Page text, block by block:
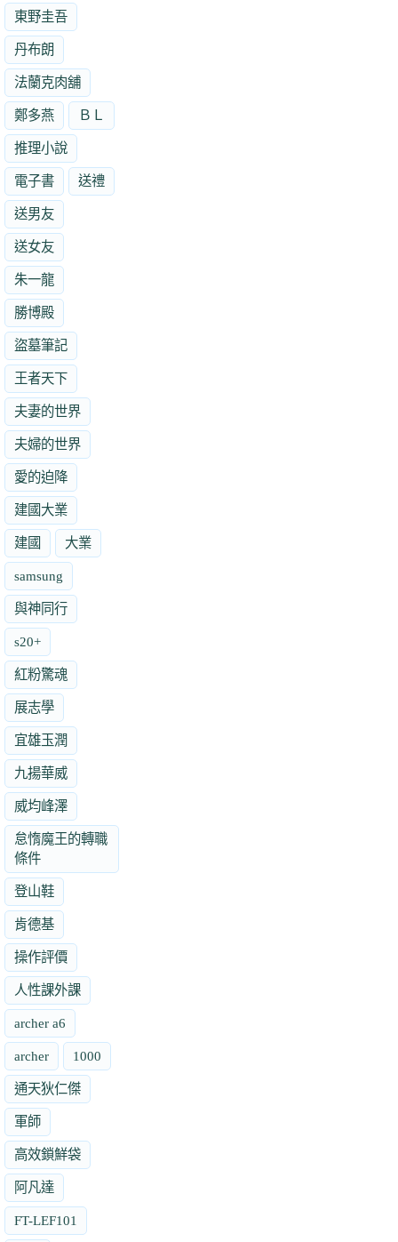
東野圭吾
丹布朗
法蘭克肉舖
鄭多燕 ＢＬ
推理小說
電子書 送禮
送男友
送女友
朱一龍
勝博殿
盜墓筆記
王者天下
夫妻的世界
夫婦的世界
愛的迫降
建國大業
建國 大業
samsung
與神同行
s20+
紅粉驚魂
展志學
宜雄玉潤
九揚華威
威均峰澤
怠惰魔王的轉職
條件
登山鞋
肯德基
操作評價
人性課外課
archer a6
archer 1000
通天狄仁傑
軍師
高效鎖鮮袋
阿凡達
FT-LEF101